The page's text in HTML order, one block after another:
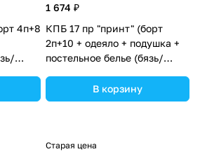
4п+8
в
1 674 ₽
КПБ 17 пр "принт" (борт
2п+10 + одеяло + подушка +
постельное белье (бязь/
(№П207_2а10бб_06) цвета в
ассортименте.
В корзину
Старая цена